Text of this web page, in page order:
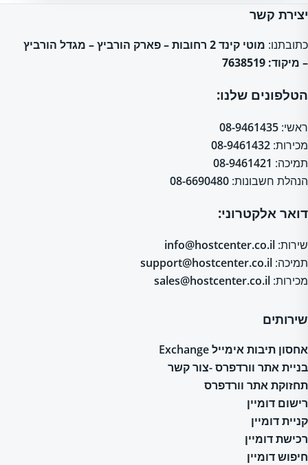
יצירת קשר
כתובתנו:
מוטי קינד 2 רחובות – פארק הורביץ – מגדל הורביץ
– מיקוד: 7638519
הטלפונים שלנו:
ראשי: 08-9461435
מכירות: 08-9461432
תמיכה: 08-9461421
הנהלת חשבונות: 08-6690480
דואר אלקטרוני:
שירות: info@hostcenter.co.il
תמיכה: support@hostcenter.co.il
מכירות: sales@hostcenter.co.il
שירותים
אחסון תיבות אימייל Exchange
בניית אתר וורדפרס -צור קשר
תחזוקת אתר וורדפרס
רישום דומיין
קניית דומיין
רכישת דומיין
חיפוש דומיין